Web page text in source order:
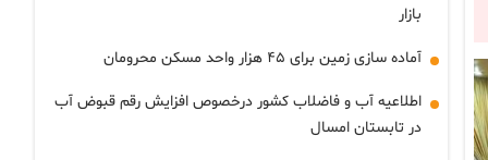
بازار
آماده سازی زمین برای ۴۵ هزار واحد مسکن محرومان
اطلاعیه آب و فاضلاب کشور درخصوص افزایش رقم قبوض آب
در تابستان امسال